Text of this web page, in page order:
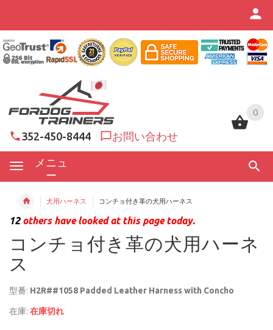
0
352-450-8444 お問い合わせ
メニュ
ー
0
犬用ハーネス コンチョ付き革の犬用ハーネス
12others have looked at this page today.
コンチョ付き革の犬用ハーネ
ス
型番: H2R##1058 Padded Leather Harness with Concho
在庫: 在庫切れ